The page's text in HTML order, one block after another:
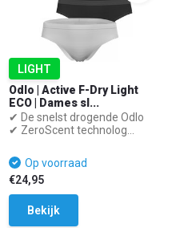
LIGHT
Odlo | Active F-Dry Light
ECO | Dames sl...
✔ De snelst drogende Odlo
✔ ZeroScent technolog...
Op voorraad
€24,95
Bekijk